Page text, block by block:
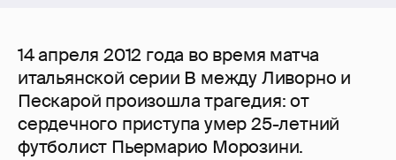
14 апреля 2012 года во время матча
итальянской серии В между Ливорно и
Пескарой произошла трагедия: от
сердечного приступа умер 25-летний
футболист Пьермарио Морозини.